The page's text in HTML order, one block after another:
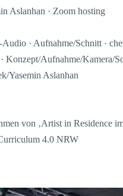
Aslanhan · Zoom hosting
Audio · Aufnahme/Schnitt ·
Konzept/Aufnahme/Kamera/
Yasemin Aslanhan
von ‚Artist in Residence
4.0 NRW